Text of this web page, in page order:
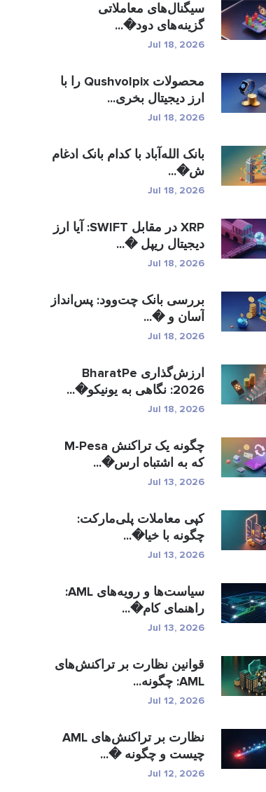
سیگنال‌های معاملاتی
گزینه‌های دود�...
Jul 18, 2026
محصولات Qushvolpix را با
ارز دیجیتال بخری...
Jul 18, 2026
بانک الله‌آباد با کدام بانک ادغام
ش�...
Jul 18, 2026
XRP در مقابل SWIFT: آیا ارز
دیجیتال ریپل �...
Jul 18, 2026
بررسی بانک چت‌وود: پس‌انداز
آسان و �...
Jul 18, 2026
ارزش‌گذاری BharatPe
2026: نگاهی به یونیکو�...
Jul 18, 2026
چگونه یک تراکنش M-Pesa
که به اشتباه ارس�...
Jul 13, 2026
کپی معاملات پلی‌مارکت:
چگونه با خیا�...
Jul 13, 2026
سیاست‌ها و رویه‌های AML:
راهنمای کام�...
Jul 13, 2026
قوانین نظارت بر تراکنش‌های
AML: چگونه...
Jul 12, 2026
نظارت بر تراکنش‌های AML
چیست و چگونه �...
Jul 12, 2026